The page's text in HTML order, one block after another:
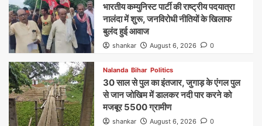
भारतीय कम्युनिस्ट पार्टी की राष्ट्रीय पदयात्रा
नालंदा में शुरू, जनविरोधी नीतियों के खिलाफ
बुलंद हुई आवाज
shankar August 6, 2026 0
Nalanda Bihar Politics
30 साल से पुल का इंतजार, जुगाड़ के एंगल पुल
से जान जोखिम में डालकर नदी पार करने को
मजबूर 5500 ग्रामीण
shankar August 6, 2026 0